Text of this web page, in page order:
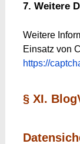
7. Weitere
Weitere
Einsatz von
https://
§ XI.